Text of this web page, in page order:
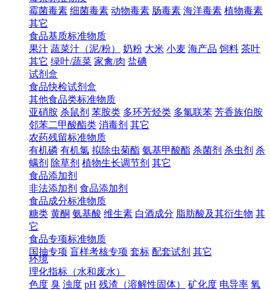
霉菌毒素 细菌毒素 动物毒素 肠毒素 海洋毒素 植物毒素
其它
食品基质标准物质
果汁 蔬菜汁（泥/粉） 奶粉 大米 小麦 海产品 饲料 茶叶
其它 绿叶/蔬菜 家禽/肉 盐碘
试剂盒
食品快检试剂盒
其他食品类标准物质
亚硝胺 杀鼠剂 苯胺类 多环芳烃类 多氯联苯 芳香族伯胺
邻苯二甲酸酯类 消毒剂 其它
农药残留标准物质
有机磷 有机氯 拟除虫菊酯 氨基甲酸酯 杀菌剂 杀虫剂 杀
螨剂 除草剂 植物生长调节剂 其它
食品添加剂
非法添加剂 食品添加剂
食品成分标准物质
糖类 黄酮 氨基酸 维生素 白酒成分 脂肪酸及其衍生物 其
它
食品专项标准物质
国抽专项 盲样考核专项 套标 配套试剂 其它
环境
理化指标（水和废水）
色度 臭 浊度 pH 残渣（溶解性固体） 矿化度 电导率 氧